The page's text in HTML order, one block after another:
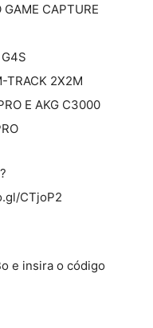
GAME CAPTURE
TRACK 2X2M
E AKG C3000
CTjoP2
e insira o código